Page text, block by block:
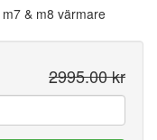
& m8 värmare
2995.00 kr